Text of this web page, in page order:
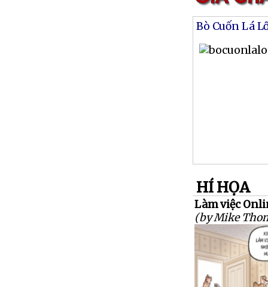
Bò Cuốn Lá
HÍ HỌA
Làm việc
(by Mike